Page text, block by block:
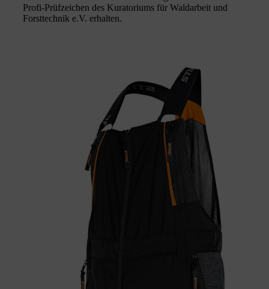
Profi-Prüfzeichen des Kuratoriums für Waldarbeit und
Forsttechnik e.V. erhalten.